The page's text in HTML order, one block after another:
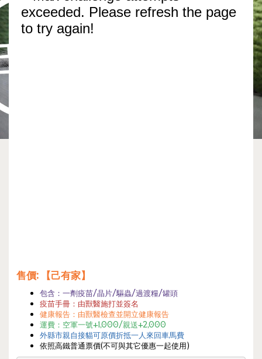
售價: 【己有家】
包含：一劑疫苗/晶片/驅蟲/過渡糧/罐頭
疫苗手冊：由獸醫施打並簽名
健康報告：由獸醫檢查並開立健康報告
運費：空軍一號+1,000/親送+2,000
外縣市親自接貓可原價折抵一人來回車馬費
依照高鐵普通票價(不可與其它優惠一起使用)